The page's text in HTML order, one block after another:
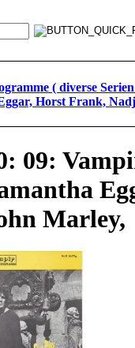
( diverse
Horst Frank,
09:
Marley,